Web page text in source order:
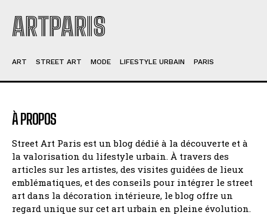
ARTPARIS
ART STREET ART MODE LIFESTYLE URBAIN PARIS
À PROPOS
Street Art Paris est un blog dédié à la découverte et à
la valorisation du lifestyle urbain. À travers des
articles sur les artistes, des visites guidées de lieux
emblématiques, et des conseils pour intégrer le street
art dans la décoration intérieure, le blog offre un
regard unique sur cet art urbain en pleine évolution.